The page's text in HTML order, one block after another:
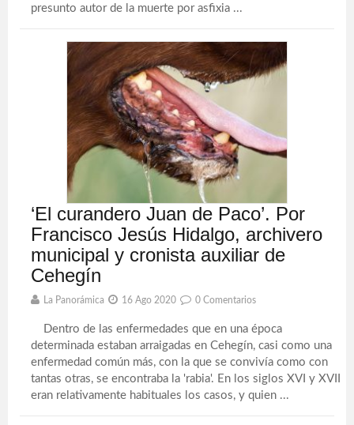
presunto autor de la muerte por asfixia ...
‘El curandero Juan de Paco’. Por
Francisco Jesús Hidalgo, archivero
municipal y cronista auxiliar de
Cehegín
La Panorámica 16 Ago 2020 0 Comentarios
Dentro de las enfermedades que en una época
determinada estaban arraigadas en Cehegín, casi como una
enfermedad común más, con la que se convivía como con
tantas otras, se encontraba la 'rabia'. En los siglos XVI y XVII
eran relativamente habituales los casos, y quien ...